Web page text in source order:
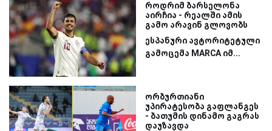
როდრიმ ბარსელონა
აირჩია - რეალში ამის
გამო არავინ გლოვობს
ესპანური ავტორიტეტული
გამოცემა MARCA იმ...
ორბურთიანი
უპირატესობა გაფლანგეს
- ბათუმის დინამო გაგრას
დაუზავდა